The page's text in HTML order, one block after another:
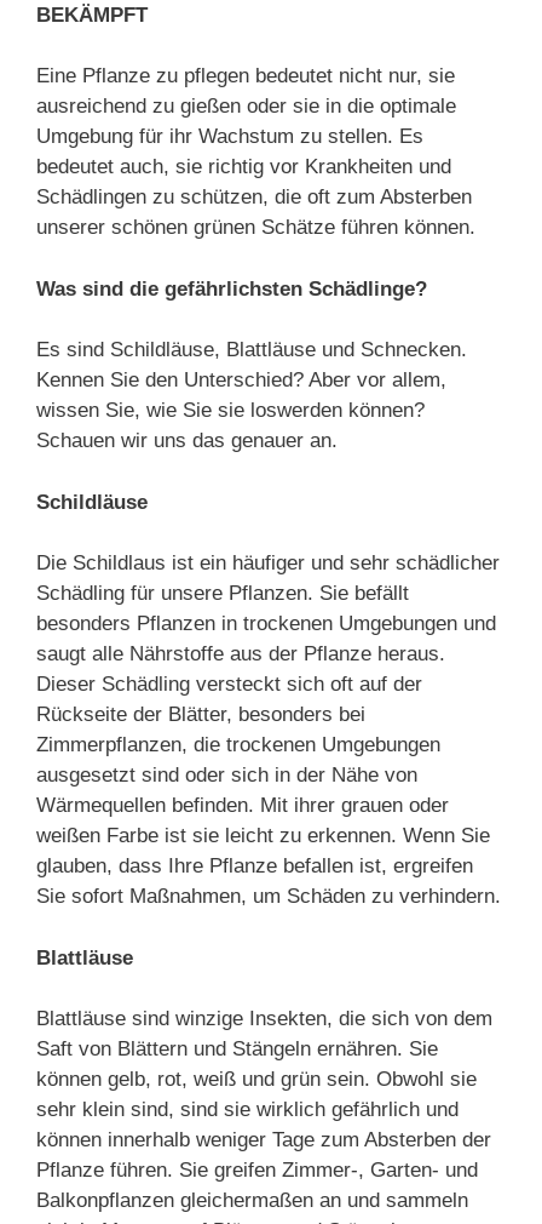
BEKÄMPFT
Eine Pflanze zu pflegen bedeutet nicht nur, sie
ausreichend zu gießen oder sie in die optimale
Umgebung für ihr Wachstum zu stellen. Es
bedeutet auch, sie richtig vor Krankheiten und
Schädlingen zu schützen, die oft zum Absterben
unserer schönen grünen Schätze führen können.
Was sind die gefährlichsten Schädlinge?
Es sind Schildläuse, Blattläuse und Schnecken.
Kennen Sie den Unterschied? Aber vor allem,
wissen Sie, wie Sie sie loswerden können?
Schauen wir uns das genauer an.
Schildläuse
Die Schildlaus ist ein häufiger und sehr schädlicher
Schädling für unsere Pflanzen. Sie befällt
besonders Pflanzen in trockenen Umgebungen und
saugt alle Nährstoffe aus der Pflanze heraus.
Dieser Schädling versteckt sich oft auf der
Rückseite der Blätter, besonders bei
Zimmerpflanzen, die trockenen Umgebungen
ausgesetzt sind oder sich in der Nähe von
Wärmequellen befinden. Mit ihrer grauen oder
weißen Farbe ist sie leicht zu erkennen. Wenn Sie
glauben, dass Ihre Pflanze befallen ist, ergreifen
Sie sofort Maßnahmen, um Schäden zu verhindern.
Blattläuse
Blattläuse sind winzige Insekten, die sich von dem
Saft von Blättern und Stängeln ernähren. Sie
können gelb, rot, weiß und grün sein. Obwohl sie
sehr klein sind, sind sie wirklich gefährlich und
können innerhalb weniger Tage zum Absterben der
Pflanze führen. Sie greifen Zimmer-, Garten- und
Balkonpflanzen gleichermaßen an und sammeln